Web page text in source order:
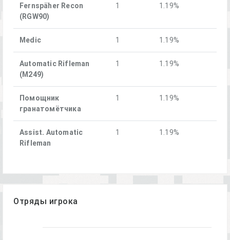
Fernspäher Recon
(RGW90)
1 1.19%
Medic 1 1.19%
Automatic Rifleman
(M249)
1 1.19%
Помощник
гранатомётчика
1 1.19%
Assist. Automatic
Rifleman
1 1.19%
Отряды игрока